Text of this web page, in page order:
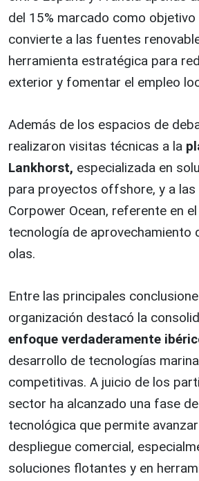
del 15% marcado como objetivo
convierte a las fuentes
herramienta estratégica para
exterior y fomentar el empleo
Además de los espacios de
realizaron visitas técnicas a la
Lankhorst, especializada en
para proyectos offshore, y a
Corpower Ocean, referente en
tecnología de aprovechamiento
olas.
Entre las principales
organización destacó la
enfoque verdaderamente
desarrollo de tecnologías
competitivas. A juicio de los
sector ha alcanzado una fase
tecnológica que permite
despliegue comercial,
soluciones flotantes y en